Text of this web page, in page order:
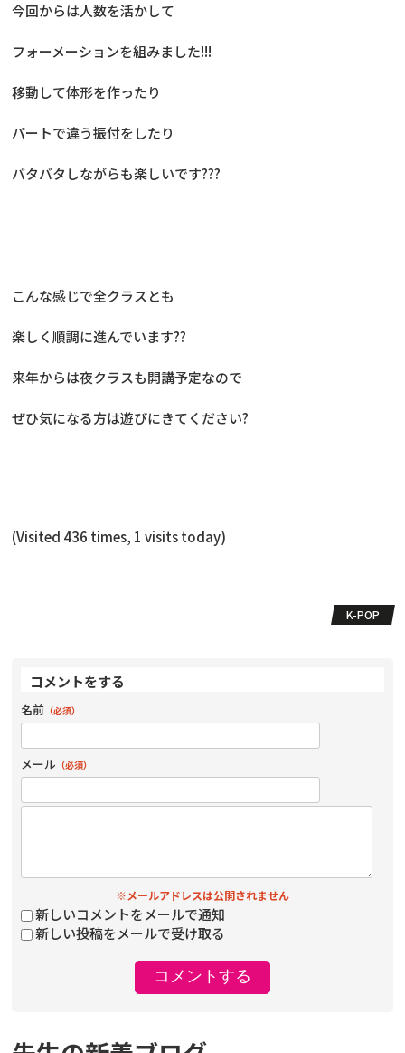
今回からは人数を活かして
フォーメーションを組みました!!!
移動して体形を作ったり
パートで違う振付をしたり
バタバタしながらも楽しいです???
こんな感じで全クラスとも
楽しく順調に進んでいます??
来年からは夜クラスも開講予定なので
ぜひ気になる方は遊びにきてください?
(Visited 436 times, 1 visits today)
K-POP
コメントをする
名前 （必須）
メール （必須）
※メールアドレスは公開されません
新しいコメントをメールで通知
新しい投稿をメールで受け取る